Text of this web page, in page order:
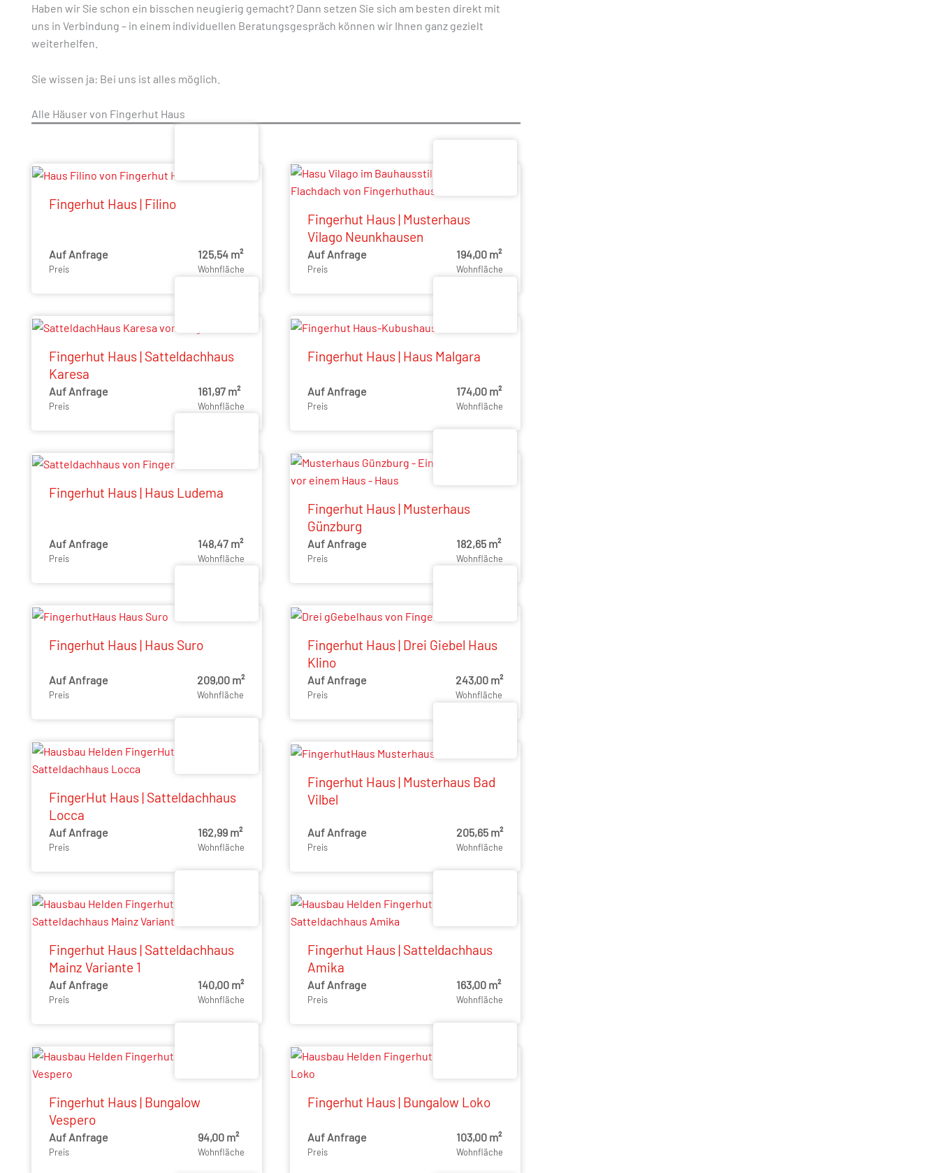
Haben wir Sie schon ein bisschen neugierig gemacht? Dann setzen Sie sich am besten direkt mit
uns in Verbindung – in einem individuellen Beratungsgespräch können wir Ihnen ganz gezielt
weiterhelfen.
Sie wissen ja: Bei uns ist alles möglich.
Alle Häuser von Fingerhut Haus
Fingerhut Haus | Filino
Auf Anfrage
Preis
125,54 m²
Wohnfläche
Fingerhut Haus | Musterhaus
Vilago Neunkhausen
Auf Anfrage
Preis
194,00 m²
Wohnfläche
Fingerhut Haus | Satteldachhaus
Karesa
Auf Anfrage
Preis
161,97 m²
Wohnfläche
Fingerhut Haus | Haus Malgara
Auf Anfrage
Preis
174,00 m²
Wohnfläche
Fingerhut Haus | Haus Ludema
Auf Anfrage
Preis
148,47 m²
Wohnfläche
Fingerhut Haus | Musterhaus
Günzburg
Auf Anfrage
Preis
182,65 m²
Wohnfläche
Fingerhut Haus | Haus Suro
Auf Anfrage
Preis
209,00 m²
Wohnfläche
Fingerhut Haus | Drei Giebel Haus
Klino
Auf Anfrage
Preis
243,00 m²
Wohnfläche
FingerHut Haus | Satteldachhaus
Locca
Auf Anfrage
Preis
162,99 m²
Wohnfläche
Fingerhut Haus | Musterhaus Bad
Vilbel
Auf Anfrage
Preis
205,65 m²
Wohnfläche
Fingerhut Haus | Satteldachhaus
Mainz Variante 1
Auf Anfrage
Preis
140,00 m²
Wohnfläche
Fingerhut Haus | Satteldachhaus
Amika
Auf Anfrage
Preis
163,00 m²
Wohnfläche
Fingerhut Haus | Bungalow
Vespero
Auf Anfrage
Preis
94,00 m²
Wohnfläche
Fingerhut Haus | Bungalow Loko
Auf Anfrage
Preis
103,00 m²
Wohnfläche